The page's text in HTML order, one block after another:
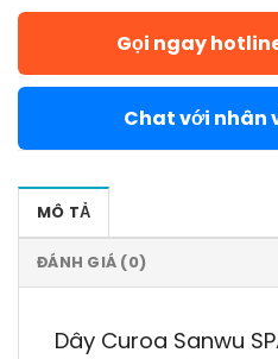
Gọi ngay
Chat với nhân
MÔ TẢ
ĐÁNH GIÁ (0)
Dây Curoa Sanwu